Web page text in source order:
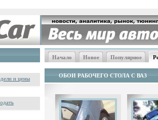
и цены
Начало Новое Популярное
ОБОИ РАБОЧЕГО СТОЛА С ВАЗ